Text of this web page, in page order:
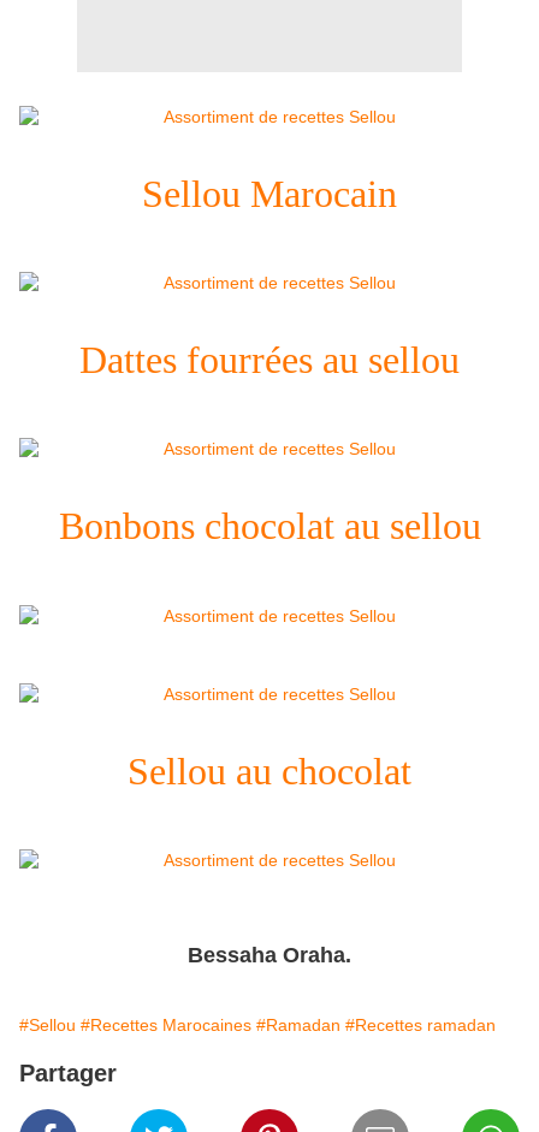
Sellou Marocain
Dattes fourrées au sellou
Bonbons chocolat au sellou
Sellou au chocolat
Bessaha Oraha.
#Sellou #Recettes Marocaines #Ramadan #Recettes ramadan
Partager